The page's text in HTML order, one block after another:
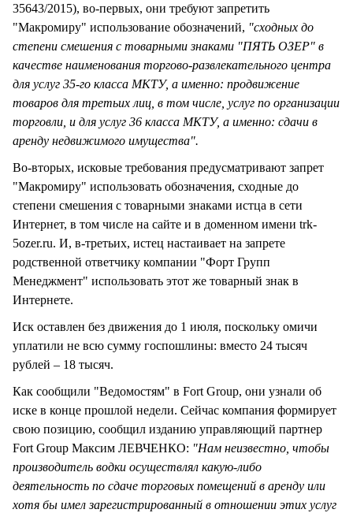
35643/2015), во-первых, они требуют запретить
"Макромиру" использование обозначений, "сходных до
степени смешения с товарными знаками "ПЯТЬ ОЗЕР" в
качестве наименования торгово-развлекательного центра
для услуг 35-го класса МКТУ, а именно: продвижение
товаров для третьих лиц, в том числе, услуг по организации
торговли, и для услуг 36 класса МКТУ, а именно: сдачи в
аренду недвижимого имущества".
Во-вторых, исковые требования предусматривают запрет
"Макромиру" использовать обозначения, сходные до
степени смешения с товарными знаками истца в сети
Интернет, в том числе на сайте и в доменном имени trk-
5ozer.ru. И, в-третьих, истец настаивает на запрете
родственной ответчику компании "Форт Групп
Менеджмент" использовать этот же товарный знак в
Интернете.
Иск оставлен без движения до 1 июля, поскольку омичи
уплатили не всю сумму госпошлины: вместо 24 тысяч
рублей – 18 тысяч.
Как сообщили "Ведомостям" в Fort Group, они узнали об
иске в конце прошлой недели. Сейчас компания формирует
свою позицию, сообщил изданию управляющий партнер
Fort Group Максим ЛЕВЧЕНКО: "Нам неизвестно, чтобы
производитель водки осуществлял какую-либо
деятельность по сдаче торговых помещений в аренду или
хотя бы имел зарегистрированный в отношении этих услуг